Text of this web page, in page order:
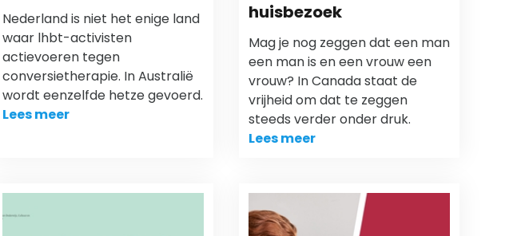
Nederland is niet het enige land
waar lhbt-activisten
actievoeren tegen
conversietherapie. In Australië
wordt eenzelfde hetze gevoerd.
Lees meer
huisbezoek
Mag je nog zeggen dat een man
een man is en een vrouw een
vrouw? In Canada staat de
vrijheid om dat te zeggen
steeds verder onder druk.
Lees meer